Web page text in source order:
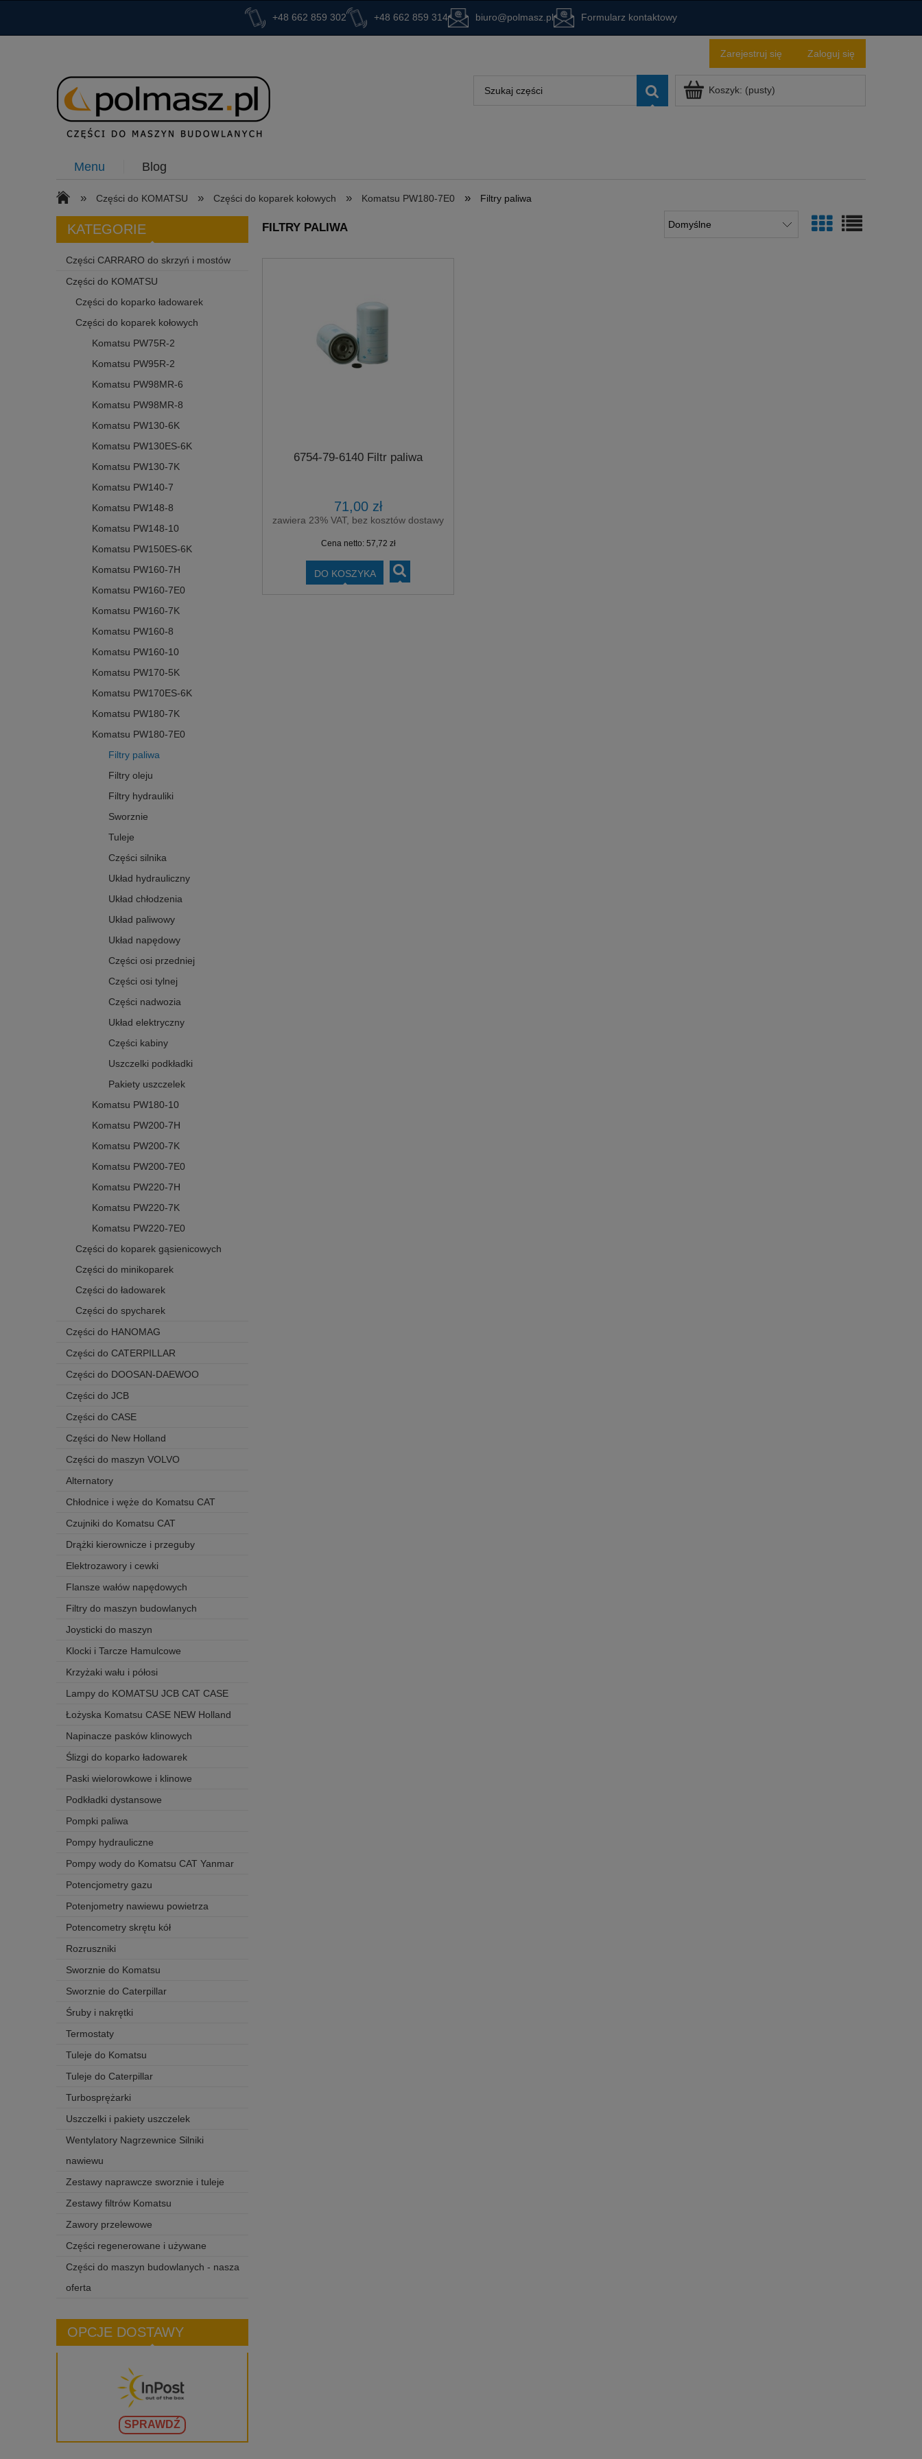
+48 662 859 302 +48 662 859 314 biuro@polmasz.pl Formularz kontaktowy
Zarejestruj się Zaloguj się
Koszyk: (pusty)
Menu Blog
» Części do KOMATSU » Części do koparek kołowych » Komatsu PW180-7E0 » Filtry paliwa
KATEGORIE
Części CARRARO do skrzyń i mostów
Części do KOMATSU
Części do koparko ładowarek
Części do koparek kołowych
Komatsu PW75R-2
Komatsu PW95R-2
Komatsu PW98MR-6
Komatsu PW98MR-8
Komatsu PW130-6K
Komatsu PW130ES-6K
Komatsu PW130-7K
Komatsu PW140-7
Komatsu PW148-8
Komatsu PW148-10
Komatsu PW150ES-6K
Komatsu PW160-7H
Komatsu PW160-7E0
Komatsu PW160-7K
Komatsu PW160-8
Komatsu PW160-10
Komatsu PW170-5K
Komatsu PW170ES-6K
Komatsu PW180-7K
Komatsu PW180-7E0
Filtry paliwa
Filtry oleju
Filtry hydrauliki
Sworznie
Tuleje
Części silnika
Układ hydrauliczny
Układ chłodzenia
Układ paliwowy
Układ napędowy
Części osi przedniej
Części osi tylnej
Części nadwozia
Układ elektryczny
Części kabiny
Uszczelki podkładki
Pakiety uszczelek
Komatsu PW180-10
Komatsu PW200-7H
Komatsu PW200-7K
Komatsu PW200-7E0
Komatsu PW220-7H
Komatsu PW220-7K
Komatsu PW220-7E0
Części do koparek gąsienicowych
Części do minikoparek
Części do ładowarek
Części do spycharek
Części do HANOMAG
Części do CATERPILLAR
Części do DOOSAN-DAEWOO
Części do JCB
Części do CASE
Części do New Holland
Części do maszyn VOLVO
Alternatory
Chłodnice i węże do Komatsu CAT
Czujniki do Komatsu CAT
Drążki kierownicze i przeguby
Elektrozawory i cewki
Flansze wałów napędowych
Filtry do maszyn budowlanych
Joysticki do maszyn
Klocki i Tarcze Hamulcowe
Krzyżaki wału i półosi
Lampy do KOMATSU JCB CAT CASE
Łożyska Komatsu CASE NEW Holland
Napinacze pasków klinowych
Ślizgi do koparko ładowarek
Paski wielorowkowe i klinowe
Podkładki dystansowe
Pompki paliwa
Pompy hydrauliczne
Pompy wody do Komatsu CAT Yanmar
Potencjometry gazu
Potenjometry nawiewu powietrza
Potencometry skrętu kół
Rozruszniki
Sworznie do Komatsu
Sworznie do Caterpillar
Śruby i nakrętki
Termostaty
Tuleje do Komatsu
Tuleje do Caterpillar
Turbosprężarki
Uszczelki i pakiety uszczelek
Wentylatory Nagrzewnice Silniki
nawiewu
Zestawy naprawcze sworznie i tuleje
Zestawy filtrów Komatsu
Zawory przelewowe
Części regenerowane i używane
Części do maszyn budowlanych - nasza
oferta
OPCJE DOSTAWY
SPRAWDŹ
FILTRY PALIWA
6754-79-6140 Filtr paliwa
71,00 zł
zawiera 23% VAT, bez kosztów dostawy
Cena netto: 57,72 zł
DO KOSZYKA